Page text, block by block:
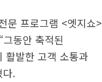
문 프로그램 <엣지쇼>
동안 축적된
활발한 고객 소통과
.